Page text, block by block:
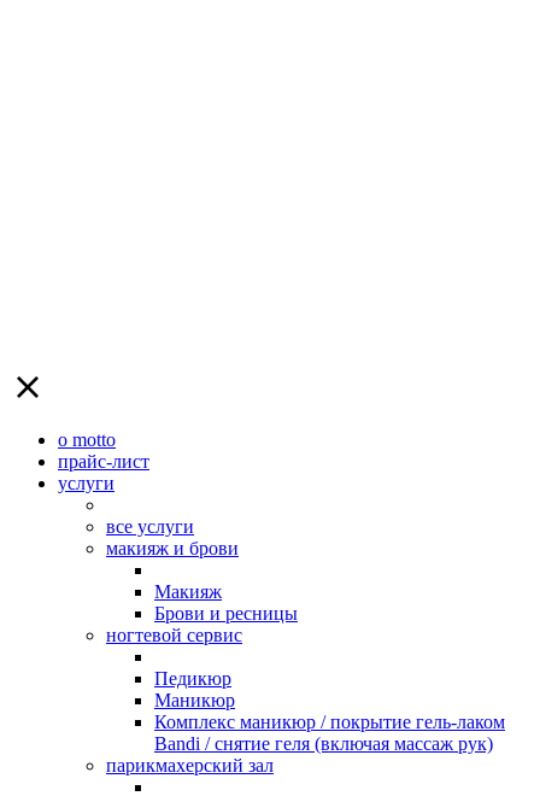
о motto
прайс-лист
услуги
все услуги
макияж и брови
Макияж
Брови и ресницы
ногтевой сервис
Педикюр
Маникюр
Комплекс маникюр / покрытие гель-лаком
Bandi / снятие геля (включая массаж рук)
парикмахерский зал